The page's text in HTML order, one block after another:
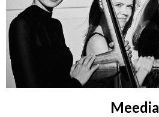
Meedia